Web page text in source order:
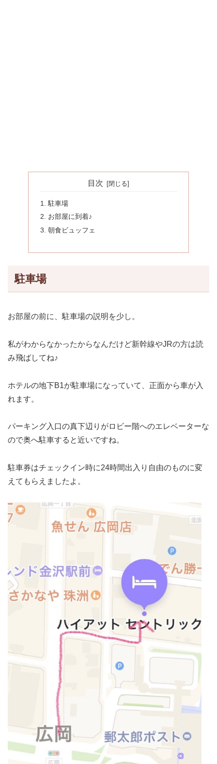
目次
駐車場
お部屋に到着♪
朝食ビュッフェ
駐車場
お部屋の前に、駐車場の説明を少し。
私がわからなかったからなんだけど新幹線やJRの方は読
み飛ばしてね♪
ホテルの地下B1が駐車場になっていて、正面から車が入
れます。
パーキング入口の真下辺りがロビー階へのエレベーターな
ので奥へ駐車すると近いですね。
駐車券はチェックイン時に24時間出入り自由のものに変
えてもらえましたよ。